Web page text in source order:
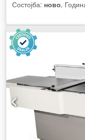
Состојба: ново,